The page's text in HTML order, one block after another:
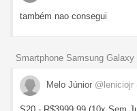
também nao consegui
Smartphone Samsung
Melo Júnior @leniciojr